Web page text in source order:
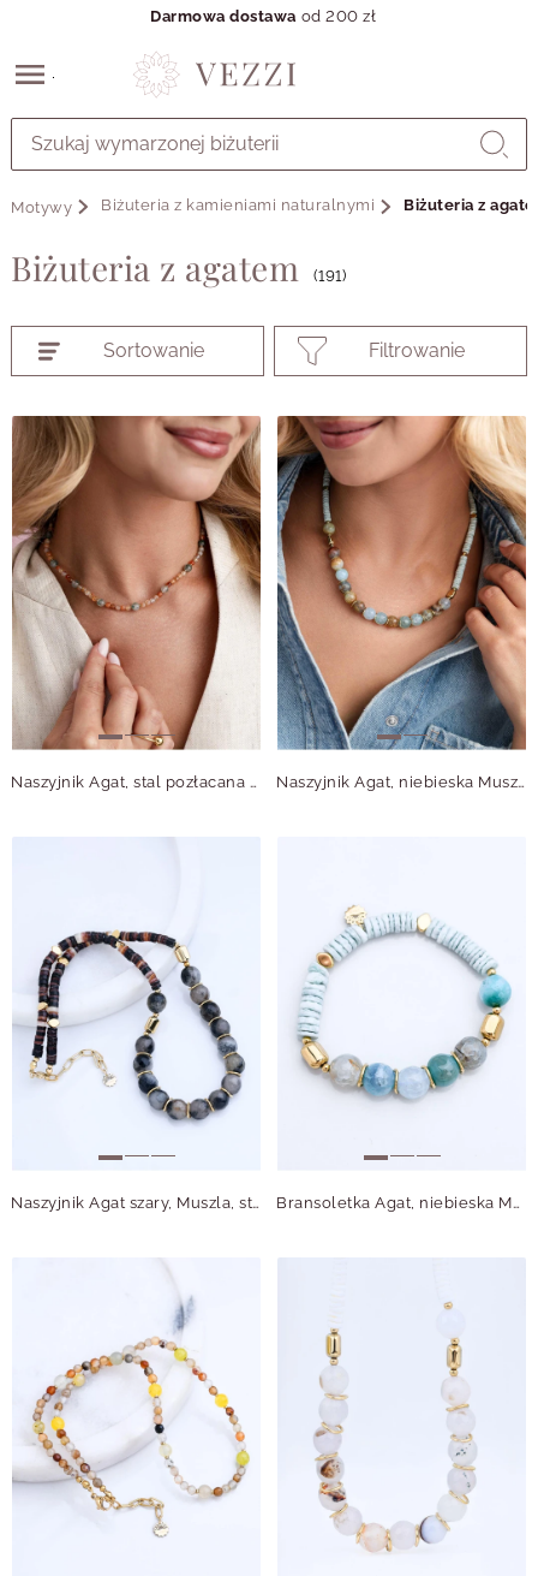
GŁÓWNEJ
PRODUKTÓW
MENU
UŻYTKOWNIKA
Darmowa dostawa od 200 zł
Motywy Biżuteria z kamieniami naturalnymi Biżuteria z
Biżuteria z agatem (191)
Sortowanie Filtrowanie
Naszyjnik Agat, stal pozłacana S314977Z00 Naszyjnik Agat, niebieska Muszla, stal pozłacana S315065Z00
Naszyjnik Agat szary, Muszla, stal pozłacana S315058Z00 Bransoletka Agat, niebieska Muszla, stal pozłacana S115076P00